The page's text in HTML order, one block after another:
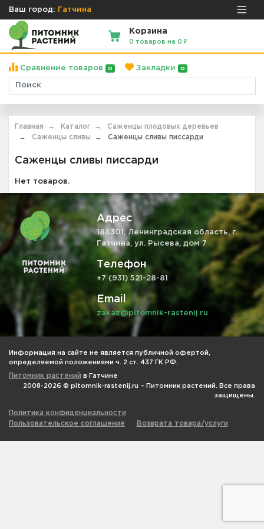
Ваш город: Гатчина
Корзина
0 товаров на 0 ₽
Сравнение товаров 0 Закладки 0
Главная Каталог
Саженцы плодовых деревьев
Саженцы сливы
Саженцы сливы писсарди
Саженцы сливы писсарди
Нет товаров.
Адрес
188301, Ленинградская область, г.
Гатчина, ул. Рысева, дом 7
Телефон
+7 (931) 521-28-81
Email
zakaz@pitomnik-rastenij.ru
Информация на сайте не является публичной офертой,
определяемой положениями ч. 2 ст. 437 ГК РФ.
Питомник растений в Гатчине
2008-2026 © pitomnik-rastenij.ru – Питомник растений. Все права
защищены.
Политика конфиденциальности
Пользовательское соглашение
Возврата товара/услуги